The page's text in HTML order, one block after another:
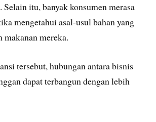
itu, banyak konsumen merasa
mengetahui asal-usul bahan yang
makanan mereka.
tersebut, hubungan antara bisnis
dapat terbangun dengan lebih